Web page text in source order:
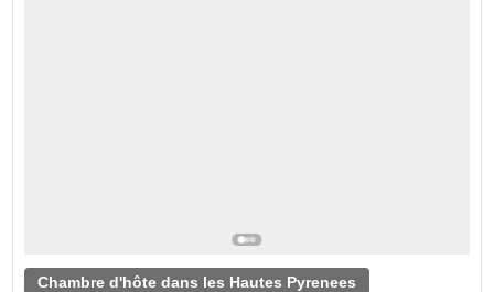
Chambre d'hôte dans les Hautes Pyrenees